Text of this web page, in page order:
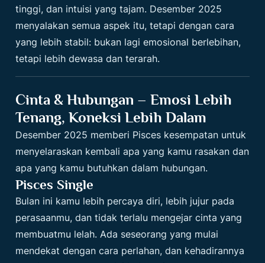
tinggi, dan intuisi yang tajam. Desember 2025
menyalakan semua aspek itu, tetapi dengan cara
yang lebih stabil: bukan lagi emosional berlebihan,
tetapi lebih dewasa dan terarah.
Cinta & Hubungan – Emosi Lebih
Tenang, Koneksi Lebih Dalam
Desember 2025 memberi Pisces kesempatan untuk
menyelaraskan kembali apa yang kamu rasakan dan
apa yang kamu butuhkan dalam hubungan.
Pisces Single
Bulan ini kamu lebih percaya diri, lebih jujur pada
perasaanmu, dan tidak terlalu mengejar cinta yang
membuatmu lelah. Ada seseorang yang mulai
mendekat dengan cara perlahan, dan kehadirannya